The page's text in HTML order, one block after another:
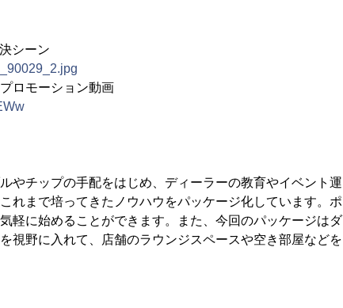
シーン
ロモーション動画
やチップの手配をはじめ、ディーラーの教育やイベント運
れまで培ってきたノウハウをパッケージ化しています。ポ
軽に始めることができます。また、今回のパッケージはダ
視野に入れて、店舗のラウンジスペースや空き部屋などを